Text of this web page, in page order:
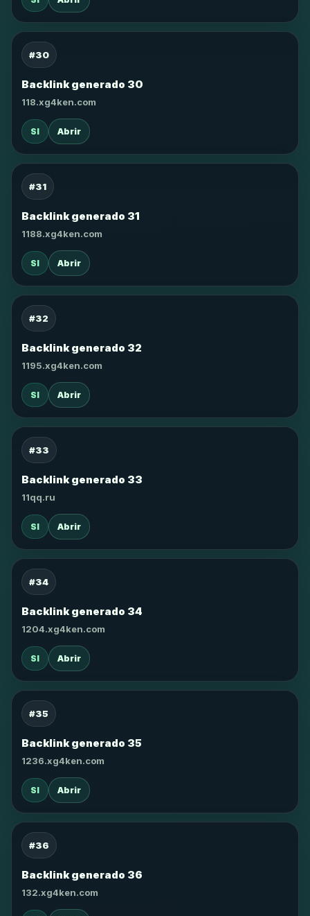
#30
Backlink generado 30
118.xg4ken.com
SI Abrir
#31
Backlink generado 31
1188.xg4ken.com
SI Abrir
#32
Backlink generado 32
1195.xg4ken.com
SI Abrir
#33
Backlink generado 33
11qq.ru
SI Abrir
#34
Backlink generado 34
1204.xg4ken.com
SI Abrir
#35
Backlink generado 35
1236.xg4ken.com
SI Abrir
#36
Backlink generado 36
132.xg4ken.com